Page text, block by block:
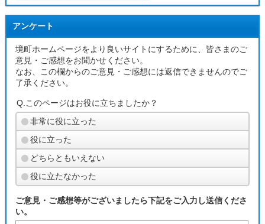
アンケート
境町ホームページをより良いサイトにするために、皆さまのご
意見・ご感想をお聞かせください。
なお、この欄からのご意見・ご感想には返信できませんのでご
了承ください。
Q.このページはお役に立ちましたか？
非常に役に立った
役に立った
どちらともいえない
役に立たなかった
ご意見・ご感想等がございましたら下記をご入力し送信くださ
い。